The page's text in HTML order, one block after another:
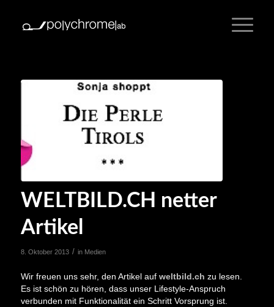
WELTBILD.CH netter
Artikel
8. Oktober 2013 / in Medien
Wir freuen uns sehr, den Artikel auf weltbild.ch zu lesen.
Es ist schön zu hören, dass unser Lifestyle-Anspruch
verbunden mit Funktionalität ein Schritt Vorsprung ist.